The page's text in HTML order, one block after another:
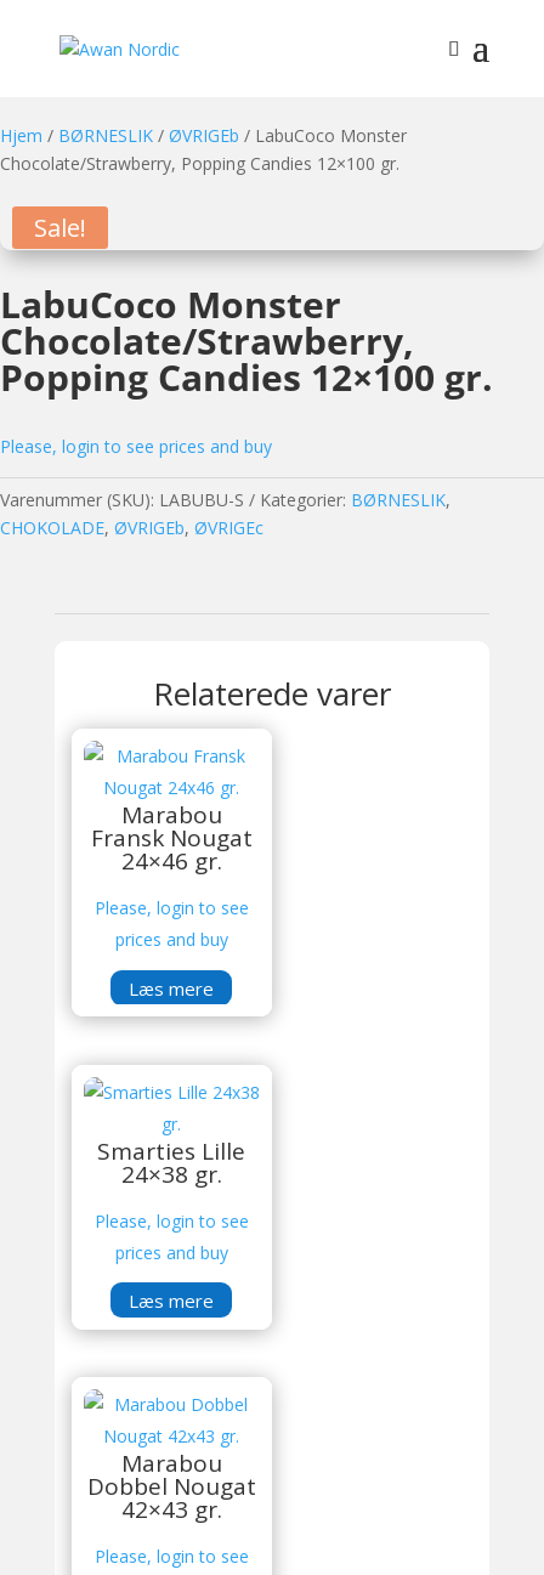
Hjem / BØRNESLIK / ØVRIGEb / LabuCoco Monster
Chocolate/Strawberry, Popping Candies 12×100 gr.
Sale!
LabuCoco Monster
Chocolate/Strawberry,
Popping Candies 12×100 gr.
Please, login to see prices and buy
Varenummer (SKU): LABUBU-S Kategorier: BØRNESLIK,
CHOKOLADE, ØVRIGEb, ØVRIGEc
Relaterede varer
Marabou
Fransk Nougat
24×46 gr.
Please, login to see
prices and buy
Læs mere
Smarties Lille
24×38 gr.
Please, login to see
prices and buy
Læs mere
Marabou
Dobbel Nougat
42×43 gr.
Please, login to see